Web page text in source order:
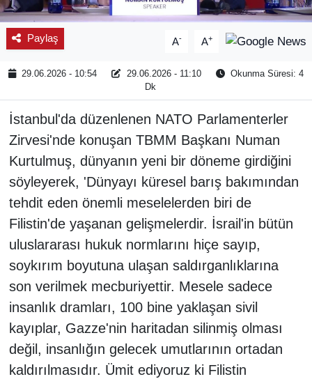
Paylaş A- A+
29.06.2026 - 10:54 29.06.2026 - 11:10
Okunma Süresi: 4
Dk
İstanbul'da düzenlenen NATO Parlamenterler
Zirvesi'nde konuşan TBMM Başkanı Numan
Kurtulmuş, dünyanın yeni bir döneme girdiğini
söyleyerek, 'Dünyayı küresel barış bakımından
tehdit eden önemli meselelerden biri de
Filistin'de yaşanan gelişmelerdir. İsrail'in bütün
uluslararası hukuk normlarını hiçe sayıp,
soykırım boyutuna ulaşan saldırganlıklarına
son verilmek mecburiyettir. Mesele sadece
insanlık dramları, 100 bine yaklaşan sivil
kayıplar, Gazze'nin haritadan silinmiş olması
değil, insanlığın gelecek umutlarının ortadan
kaldırılmasıdır. Ümit ediyoruz ki Filistin